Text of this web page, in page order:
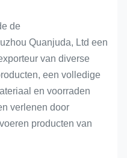
de
Quanjuda, Ltd een
van diverse
een volledige
en voorraden
verlenen door
producten van